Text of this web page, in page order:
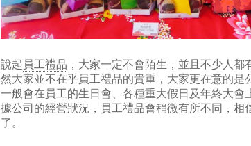
說起 員工禮品 ，大家一定不會陌生，並且不少人
然大家並不在乎員工禮品的貴重，大家更在意的是
一般會在員工的生日會、各種重大假日及年終大會
據公司的經營狀況，員工禮品會稍微有所不同，相
了。